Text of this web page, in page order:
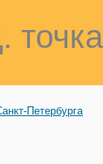
Петербурга